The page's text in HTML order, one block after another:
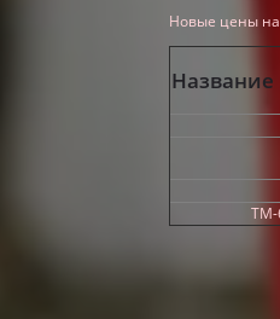
Новые цены
Название
ТМ-